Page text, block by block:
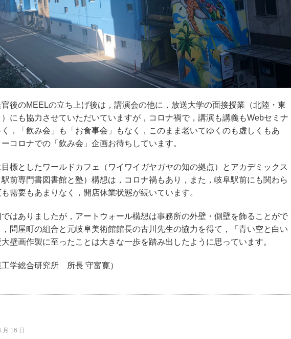
後のMEELの立ち上げ後は，講演会の他に，放送大学の面接授業（北陸・東
にも協力させていただいていますが，コロナ禍で，講演も講義もWebセミナ
，「飲み会」も「お食事会」もなく，このまま老いてゆくのも虚しくもあ
コロナでの「飲み会」企画お待ちしています。
目標としたワールドカフェ（ワイワイガヤガヤの知の拠点）とアカデミックス
駅前専門書図書館と塾）構想は，コロナ禍もあり，また，岐阜駅前にも関わら
需要もあまりなく，開店休業状態が続いています。
はありましたが，アートウォール構想は事務所の外壁・側壁を飾ることがで
，問屋町の組合と元岐阜美術館館長の古川先生の協力を得て，「青い空と白い
壁画作製に至ったことは大きな一歩を踏み出したように思っています。
工学総合研究所 所長 守富寛）
月 16 日